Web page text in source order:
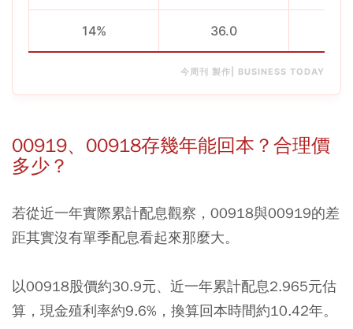
14% 36.0
今周刊 製作| BUSINESS TODAY
00919、00918存幾年能回本？合理價
多少？
若從近一年實際累計配息觀察，00918與00919的差
距其實沒有單季配息看起來那麼大。
以00918股價約30.9元、近一年累計配息2.965元估
算，現金殖利率約9.6%，換算回本時間約10.42年。